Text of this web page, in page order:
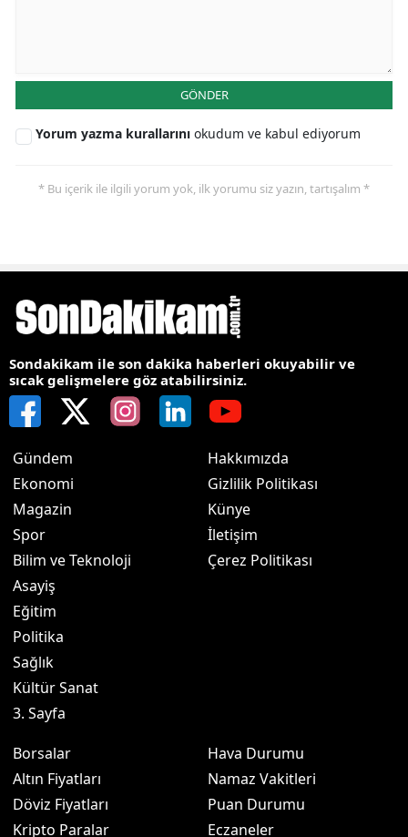
GÖNDER
Yorum yazma kurallarını okudum ve kabul ediyorum
* Bu içerik ile ilgili yorum yok, ilk yorumu siz yazın, tartışalım *
Sondakikam ile son dakika haberleri okuyabilir ve
sıcak gelişmelere göz atabilirsiniz.
Gündem
Ekonomi
Magazin
Spor
Bilim ve Teknoloji
Asayiş
Eğitim
Politika
Sağlık
Kültür Sanat
3. Sayfa
Hakkımızda
Gizlilik Politikası
Künye
İletişim
Çerez Politikası
Borsalar
Altın Fiyatları
Döviz Fiyatları
Kripto Paralar
Hava Durumu
Namaz Vakitleri
Puan Durumu
Eczaneler